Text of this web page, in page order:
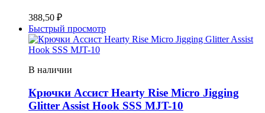
388,50 ₽
Быстрый просмотр
В наличии
Крючки Ассист Hearty Rise Micro Jigging
Glitter Assist Hook SSS MJT-10